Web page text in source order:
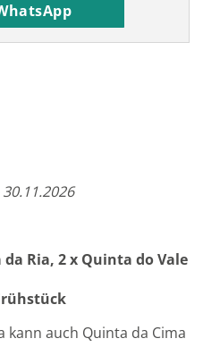
Ria, 2 x Quinta do Vale
kann auch Quinta da Cima